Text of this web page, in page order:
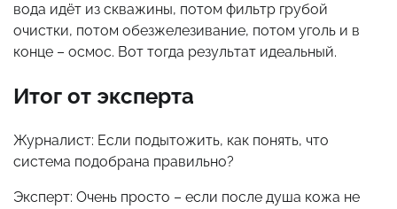
вода идёт из скважины, потом фильтр грубой
очистки, потом обезжелезивание, потом уголь и в
конце – осмос. Вот тогда результат идеальный.
Итог от эксперта
Журналист: Если подытожить, как понять, что
система подобрана правильно?
Эксперт: Очень просто – если после душа кожа не